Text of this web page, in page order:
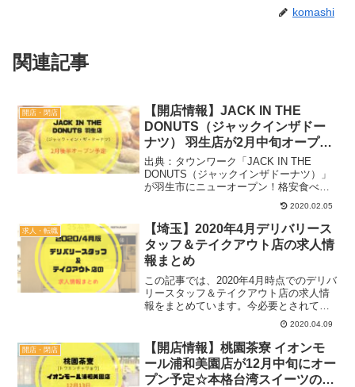
komashi
関連記事
開店・閉店
【開店情報】JACK IN THE
DONUTS（ジャックインザドー
ナツ） 羽生店が2月中旬オープン
予定
出典：タウンワーク「JACK IN THE
DONUTS（ジャックインザドーナツ）」
が羽生市にニューオープン！格安食べ放
題を店舗限定で実施していることでも話
題になった、人気ドーナツのチェーン
店。この記事では、「JACK IN THE
DON...
2020.02.05
求人・転職
【埼玉】2020年4月デリバリース
タッフ＆テイクアウト店の求人情
報まとめ
この記事では、2020年4月時点でのデリバ
リースタッフ＆テイクアウト店の求人情
報をまとめています。今必要とされてい
る埼玉のデリバリーサービスや、テイク
アウトメニューを販売するお店ばかりな
ので、ぜひ一度目を通してみてください
ね♪▼埼玉のテイク...
2020.04.09
開店・閉店
【開店情報】桃園茶寮 イオンモ
ール浦和美園店が12月中旬にオー
プン予定☆本格台湾スイーツの1